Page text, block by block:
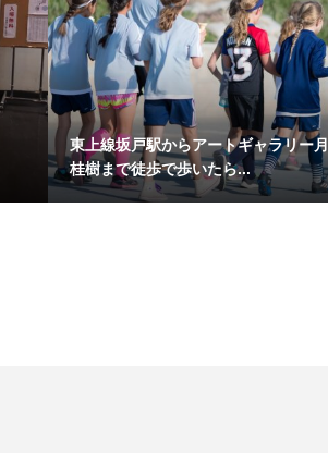
東上線坂戸駅からアートギャラリー月
桂樹まで徒歩で歩いたら...